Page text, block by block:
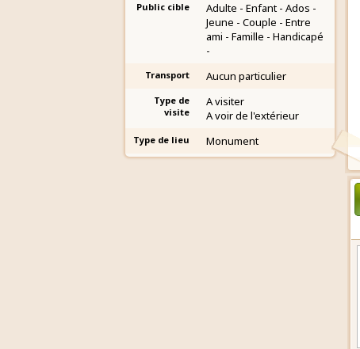
Public cible
Adulte - Enfant - Ados -
Jeune - Couple - Entre
ami - Famille - Handicapé
-
Transport Aucun particulier
Type de
visite
A visiter
A voir de l'extérieur
Type de lieu Monument